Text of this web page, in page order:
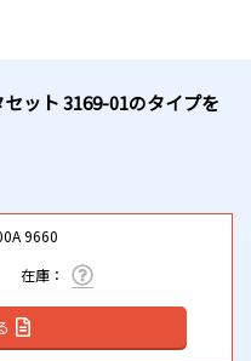
ット 3169-01のタイプを
9660